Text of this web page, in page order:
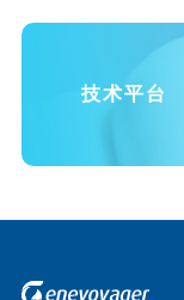
技术平台